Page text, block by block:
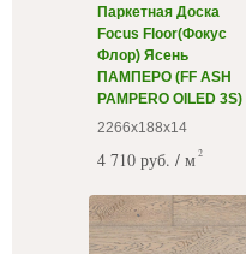
Паркетная Доска
Focus Floor(Фокус
Флор) Ясень
ПАМПЕРО (FF ASH
PAMPERO OILED 3S)
2266х188х14
4 710 руб. / м 2